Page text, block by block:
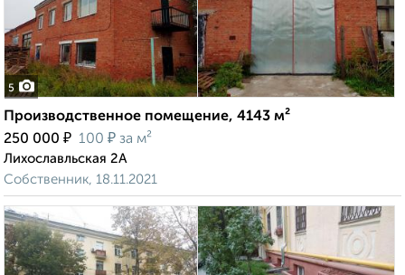
5
Производственное помещение, 4143 м²
250 000 ₽ 100 ₽ за м²
Лихославльская 2А
Собственник, 18.11.2021